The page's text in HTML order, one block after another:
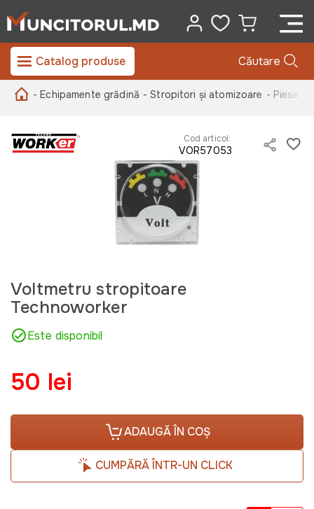
Catalog produse Căutare
- Echipamente grădină - Stropitori și atomizoare - Piese
Cod articol:
VOR57053
Voltmetru stropitoare
Technoworker
Este disponibil
50 lei
ADAUGĂ ÎN COȘ
CUMPĂRĂ ÎNTR-UN CLICK